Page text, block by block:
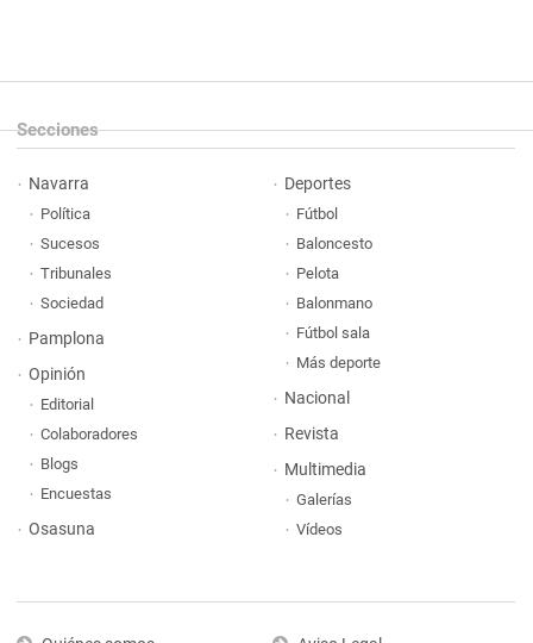
Secciones
Navarra
Política
Sucesos
Tribunales
Sociedad
Pamplona
Opinión
Editorial
Colaboradores
Blogs
Encuestas
Osasuna
Deportes
Fútbol
Baloncesto
Pelota
Balonmano
Fútbol sala
Más deporte
Nacional
Revista
Multimedia
Galerías
Vídeos